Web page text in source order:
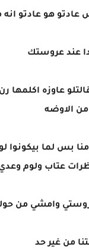
هو عادتو انه
عند عروستك
عاوزه اكلمها رن
الاوضه
لما بيكونوا
ولوم وعدي
وامشي من
من غير حد